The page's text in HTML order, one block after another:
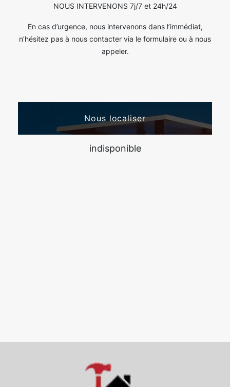
NOUS INTERVENONS 7j/7 et 24h/24
En cas d’urgence, nous intervenons dans l’immédiat,
n’hésitez pas à nous contacter via le formulaire ou à nous
appeler.
Nous localiser
indisponible